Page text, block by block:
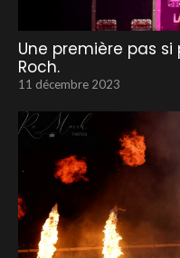
Une première pas
Roch.
11 décembre 2023